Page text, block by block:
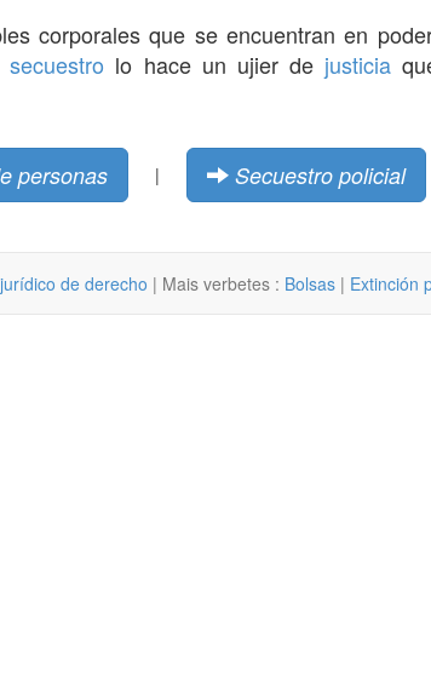
corporales que se encuentran en
secuestro lo hace un ujier de justicia
personas | Secuestro policial
de derecho | Mais verbetes : Bolsas | Extinción